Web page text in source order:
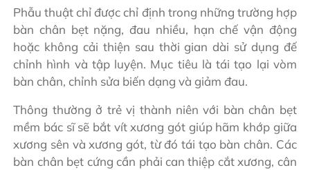
Phẫu thuật chỉ được chỉ định trong những trường hợp
bàn chân bẹt nặng, đau nhiều, hạn chế vận động
hoặc không cải thiện sau thời gian dài sử dụng đế
chỉnh hình và tập luyện. Mục tiêu là tái tạo lại vòm
bàn chân, chỉnh sửa biến dạng và giảm đau.
Thông thường ở trẻ vị thành niên với bàn chân bẹt
mềm bác sĩ sẽ bắt vít xương gót giúp hãm khớp giữa
xương sên và xương gót, từ đó tái tạo bàn chân. Các
bàn chân bẹt cứng cần phải can thiệp cắt xương, cân